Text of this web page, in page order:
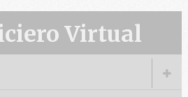
Virtual